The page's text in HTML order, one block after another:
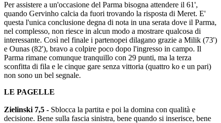
Per assistere a un'occasione del Parma bisogna attendere il 61',
quando Gervinho calcia da fuori trovando la risposta di Meret. E'
questa l'unica conclusione degna di nota in una serata dove il Parma,
nel complesso, non riesce in alcun modo a mostrare qualcosa di
interessante. Così nel finale i partenopei dilagano grazie a Milik (73')
e Ounas (82'), bravo a colpire poco dopo l'ingresso in campo. Il
Parma rimane comunque tranquillo con 29 punti, ma la terza
sconfitta di fila e le cinque gare senza vittoria (quattro ko e un pari)
non sono un bel segnale.
LE PAGELLE
Zielinski 7,5 - Sblocca la partita e poi la domina con qualità e
decisione. Bene sulla fascia sinistra, bene quando si inserisce, bene